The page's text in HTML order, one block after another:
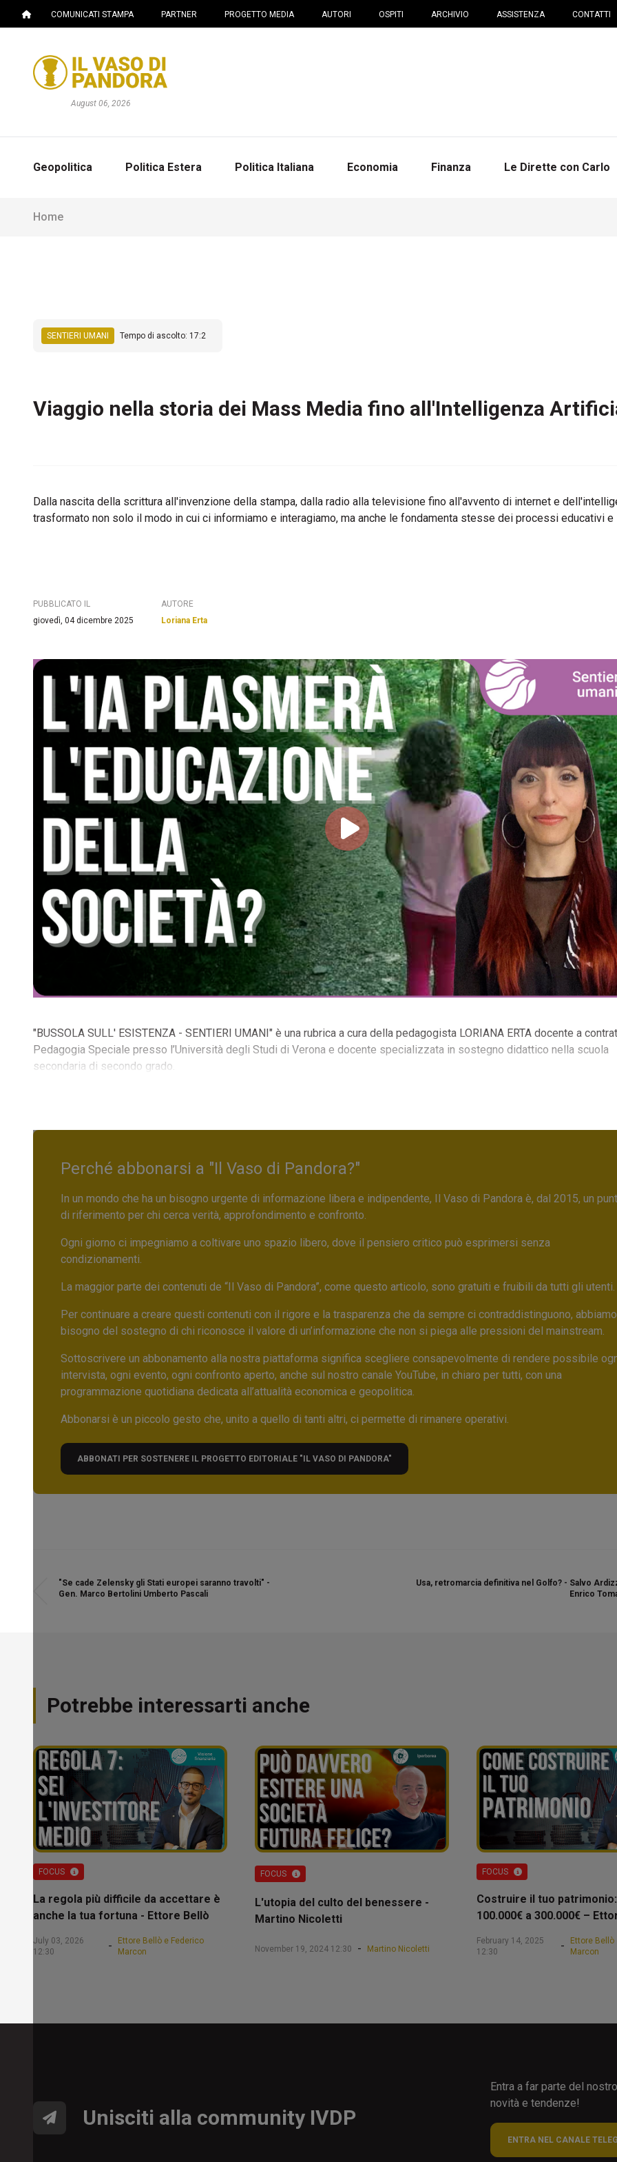
COMUNICATI STAMPA PARTNER PROGETTO MEDIA AUTORI OSPITI ARCHIVIO ASSISTENZA CONTATTI
August 06, 2026
Geopolitica Politica Estera Politica Italiana Economia Finanza Le Dirette con Carlo
Home
SENTIERI UMANI Tempo di ascolto: 17:2
Viaggio nella storia dei Mass Media fino all'Intelligenza
Dalla nascita della scrittura all'invenzione della stampa, dalla radio alla televisione fino all'avvento di internet e
trasformato non solo il modo in cui ci informiamo e interagiamo, ma anche le fondamenta stesse dei processi educativi e
PUBBLICATO IL
giovedì, 04 dicembre 2025
AUTORE
Loriana Erta
"BUSSOLA SULL' ESISTENZA - SENTIERI UMANI" è una rubrica a cura della pedagogista LORIANA ERTA docente a
Pedagogia Speciale presso l’Università degli Studi di Verona e docente specializzata in sostegno didattico nella scuola
secondaria di secondo grado.
Perché abbonarsi a "Il Vaso di Pandora?"
In un mondo che ha un bisogno urgente di informazione libera e indipendente, Il Vaso di Pandora è, dal 2015, un
di riferimento per chi cerca verità, approfondimento e confronto.
Ogni giorno ci impegniamo a coltivare uno spazio libero, dove il pensiero critico può esprimersi senza
condizionamenti.
La maggior parte dei contenuti de “Il Vaso di Pandora”, come questo articolo, sono gratuiti e fruibili da tutti gli utenti.
Per continuare a creare questi contenuti con il rigore e la trasparenza che da sempre ci contraddistinguono, abbiamo
bisogno del sostegno di chi riconosce il valore di un’informazione che non si piega alle pressioni del mainstream.
Sottoscrivere un abbonamento alla nostra piattaforma significa scegliere consapevolmente di rendere possibile
intervista, ogni evento, ogni confronto aperto, anche sul nostro canale YouTube, in chiaro per tutti, con una
programmazione quotidiana dedicata all’attualità economica e geopolitica.
Abbonarsi è un piccolo gesto che, unito a quello di tanti altri, ci permette di rimanere operativi.
ABBONATI PER SOSTENERE IL PROGETTO EDITORIALE "IL VASO DI PANDORA"
"Se cade Zelensky gli Stati europei saranno travolti" -
Gen. Marco Bertolini Umberto Pascali
Usa, retromarcia definitiva nel Golfo? - Salvo
Enrico
Potrebbe interessarti anche
FOCUS
La regola più difficile da accettare è
anche la tua fortuna - Ettore Bellò
July 03, 2026
12:30
-
Ettore Bellò e Federico
Marcon
FOCUS
L'utopia del culto del benessere -
Martino Nicoletti
November 19, 2024 12:30 - Martino Nicoletti
FOCUS
Costruire il tuo
100.000€ a 300.000€ –
February 14, 2025
12:30
-
Ettore Bellò
Marcon
Unisciti alla community IVDP
Entra a far parte del
novità e tendenze!
ENTRA NEL CANALE